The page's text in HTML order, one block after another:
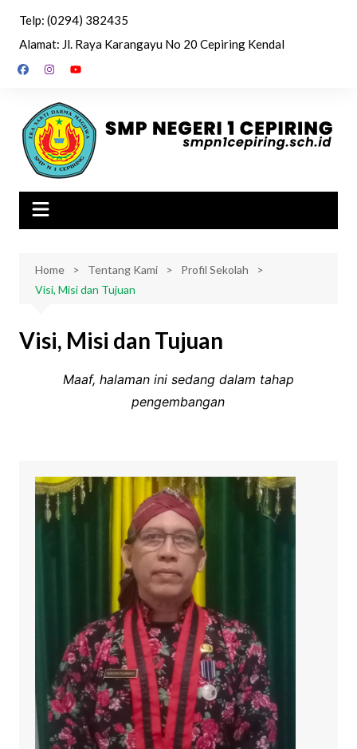
content
Telp: (0294) 382435
Alamat: Jl. Raya Karangayu No 20 Cepiring Kendal
Home Tentang Kami
Profil Sekolah
Visi, Misi dan Tujuan
Visi, Misi dan Tujuan
Maaf, halaman ini sedang dalam tahap
pengembangan